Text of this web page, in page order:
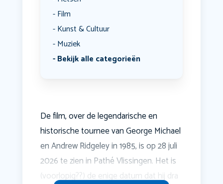
Film
Kunst & Cultuur
Muziek
Bekijk alle categorieën
De film, over de legendarische en
historische tournee van George Michael
en Andrew Ridgeley in 1985, is op 28 juli
2026 te zien in Pathé Vlissingen. Het is
(voorlopig??) de enige datum dat hij dra